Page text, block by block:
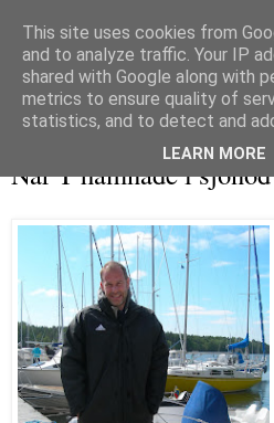
När T hamnade i sjönöd
This site uses cookies from
and to analyze traffic. Your IP
shared with Google along with
metrics to ensure quality of
statistics, and to detect and
LEARN MORE